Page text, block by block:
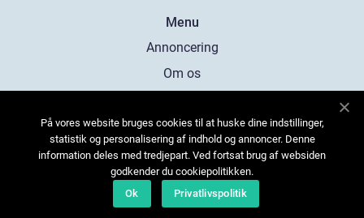
Menu
Annoncering
Om os
Kontakt os
Sitemap
På vores website bruges cookies til at huske dine indstillinger,
statistik og personalisering af indhold og annoncer. Denne
information deles med tredjepart. Ved fortsat brug af websiden
godkender du cookiepolitikken.
Ok
Privatlivspolitik